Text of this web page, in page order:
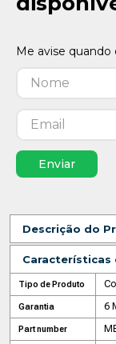
Enviar
Descrição do
Tipo de Produto
Garantia 6
Part number